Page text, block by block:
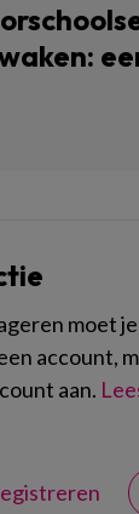
moet
account,
aan.